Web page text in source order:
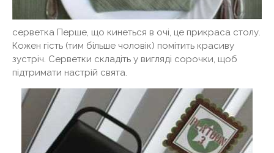
серветка Перше, що кинеться в очі, це прикраса столу.
Кожен гість (тим більше чоловік) помітить красиву
зустріч. Серветки складіть у вигляді сорочки, щоб
підтримати настрій свята.